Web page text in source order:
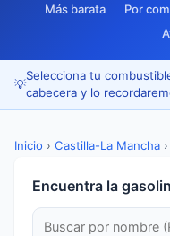
Más barata Por
💡
Selecciona tu
cabecera y lo
Inicio › Castilla-La Mancha ›
Encuentra la